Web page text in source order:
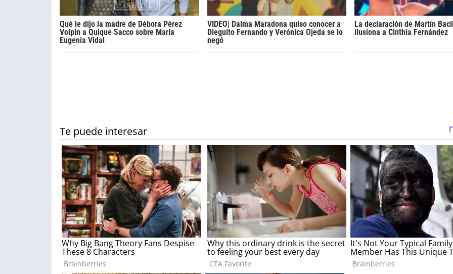
Qué le dijo la madre de Débora Pérez
Volpin a Quique Sacco sobre María
Eugenia Vidal
VIDEO| Dalma Maradona quiso conocer a
Dieguito Fernando y Verónica Ojeda se lo
negó
La declaración de Martín
ilusiona a Cinthia Fernández